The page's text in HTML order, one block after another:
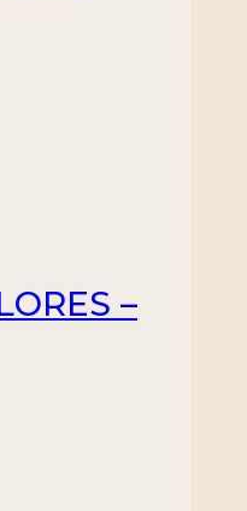
–